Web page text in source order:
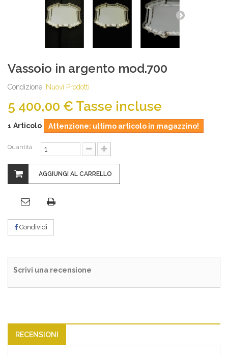
Vassoio in argento mod.700
Condizione: Nuovi Prodotti
5 400,00 € Tasse incluse
1 Articolo Attenzione: ultimo articolo in magazzino!
Quantità
AGGIUNGI AL CARRELLO
Condividi
Scrivi una recensione
RECENSIONI